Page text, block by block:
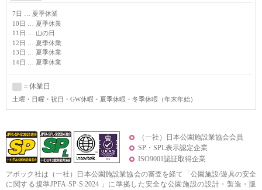
7日 … 夏季休業
10日 … 夏季休業
11日 … 山の日
12日 … 夏季休業
13日 … 夏季休業
14日 … 夏季休業
＝休業日
土曜・日曜・祝日・GW休暇・夏季休暇・冬季休暇（年末年始）
（一社）日本公園施設業協会会員
SP・SPL表示認定企業
ISO9001認証取得企業
アボック社は（一社）日本公園施設業協会の審査を経て「公園施設/遊具の安全
に関する規準JPFA-SP-S:2024 」に準拠した安全な公園施設の設計・製造・販